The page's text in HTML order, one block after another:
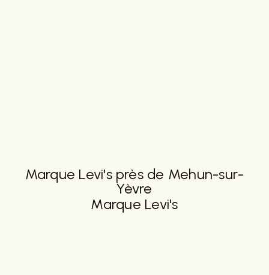
Marque Levi's près de Mehun-sur-
Yèvre
Marque Levi's